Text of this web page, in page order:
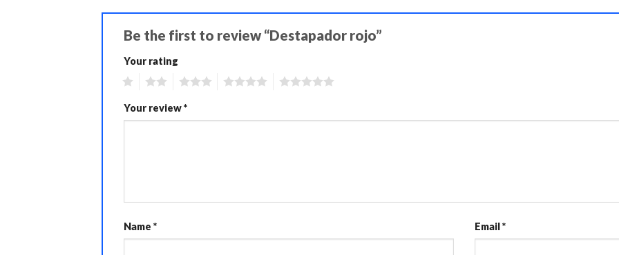
Be the first to review “Destapador rojo”
Your rating
Your review*
Name * Email*